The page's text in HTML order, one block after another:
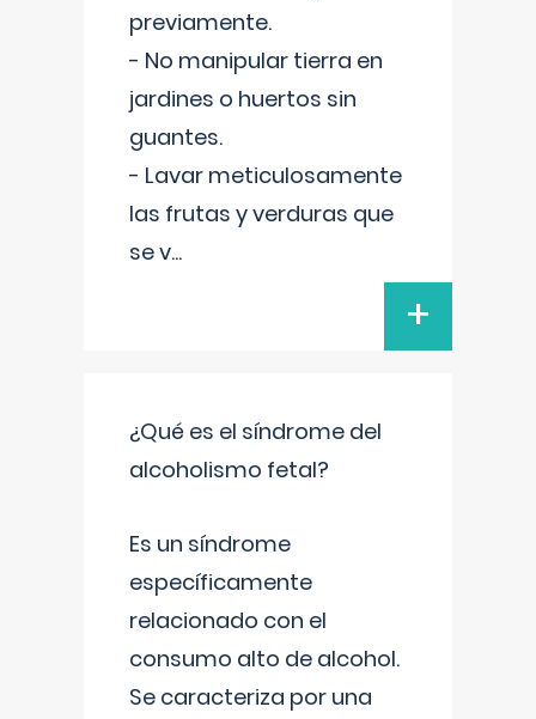
previamente.
- No manipular tierra en
jardines o huertos sin
guantes.
- Lavar meticulosamente
las frutas y verduras que
se v...
+
¿Qué es el síndrome del
alcoholismo fetal?
Es un síndrome
específicamente
relacionado con el
consumo alto de alcohol.
Se caracteriza por una